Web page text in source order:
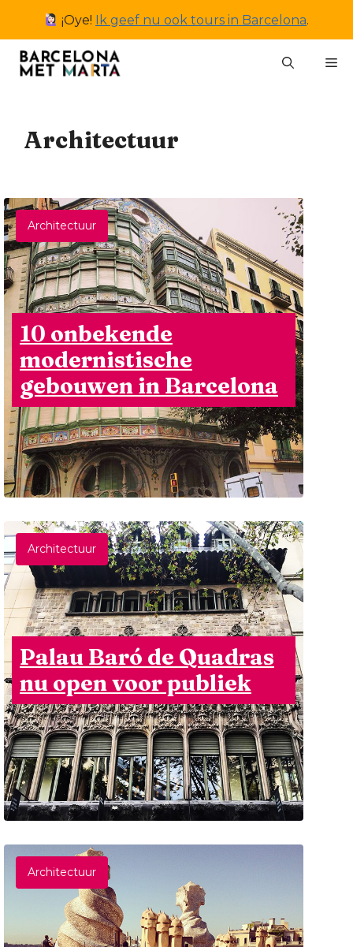
inhoud
¡Oye! Ik geef nu ook tours in Barcelona.
Architectuur
Architectuur
10 onbekende
modernistische
gebouwen in Barcelona
Architectuur
Palau Baró de Quadras
nu open voor publiek
Architectuur